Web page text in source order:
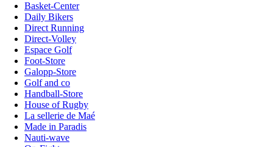
Basket-Center
Daily Bikers
Direct Running
Direct-Volley
Espace Golf
Foot-Store
Galopp-Store
Golf and co
Handball-Store
House of Rugby
La sellerie de Maé
Made in Paradis
Nauti-wave